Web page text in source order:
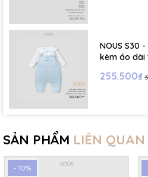
NOUS S30
kèm áo dài
255.500₫
SẢN PHẨM LIÊN QUAN
- 10%